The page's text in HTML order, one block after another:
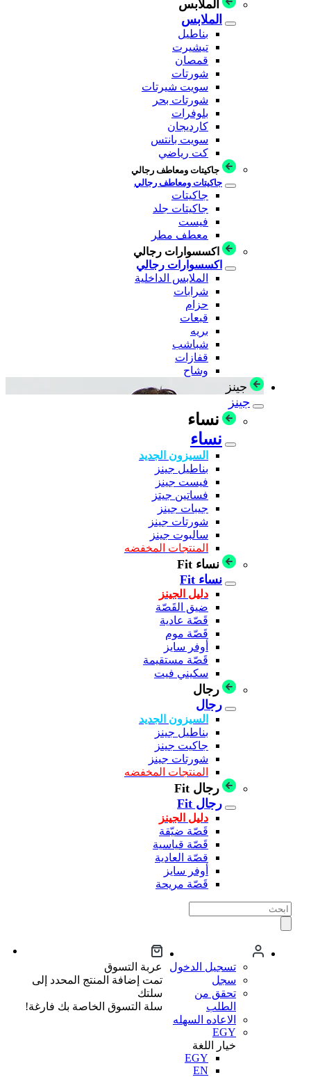
الملابس
الملابس
بناطيل
تيشيرت
قمصان
شورتات
سويت شيرتات
شورتات بحر
بلوفرات
كارديجان
سويت بانتس
كت رياضي
جاكيتات ومعاطف رجالي
جاكيتات ومعاطف رجالي
جاكيتات
جاكيتات جلد
فيست
معطف مطر
اكسسوارات رجالي
اكسسوارات رجالي
الملابس الداخلية
شرابات
حزام
قبعات
بريه
شباشب
قفازات
وشاح
جينز
جينز
نساء
نساء
السيزون الجديد
بناطيل جينز
فيست جينز
فساتين جيتز
جيبات جينز
شورتات جينز
سالبوت جينز
المنتجات المخفضه
نساء Fit
نساء Fit
دليل الجينز
ضيق القَصّة
قَصّة عادية
قَصّة موم
أوفر سايز
قَصّة مستقيمة
سكيني فيت
رجال
رجال
السيزون الجديد
بناطيل جينز
جاكيت جينز
شورتات جينز
المنتجات المخفضه
رجال Fit
رجال Fit
دليل الجينز
قَصّة ضيّقة
قَصّة قياسية
قصّة العادية
أوفر سايز
قَصّة مريحة
تسجيل الدخول
سجل
تحقق من
الطلب
الاعاده السهله
EGY
خيار اللغة
EGY
EN
عربة التسوق
تمت إضافة المنتج المحدد إلى
سلتك
سلة التسوق الخاصة بك فارغة!